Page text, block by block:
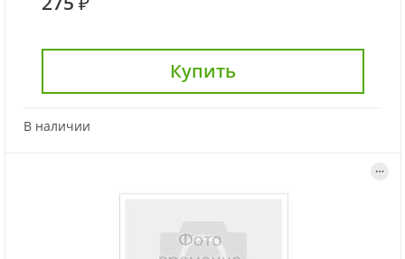
Купить
В наличии